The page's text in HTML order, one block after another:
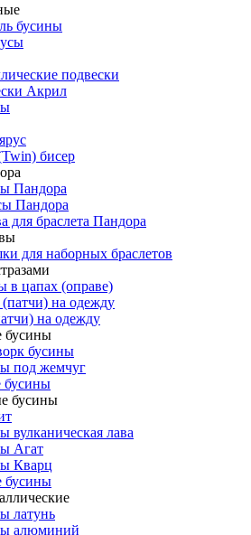
бусины
подвески
Акрил
бисер
Пандора
Пандора
для браслета Пандора
для наборных браслетов
в цапах (оправе)
на одежду
бусины
бусины
под жемчуг
бусины
бусины
вулканическая лава
Агат
Кварц
бусины
латунь
алюминий